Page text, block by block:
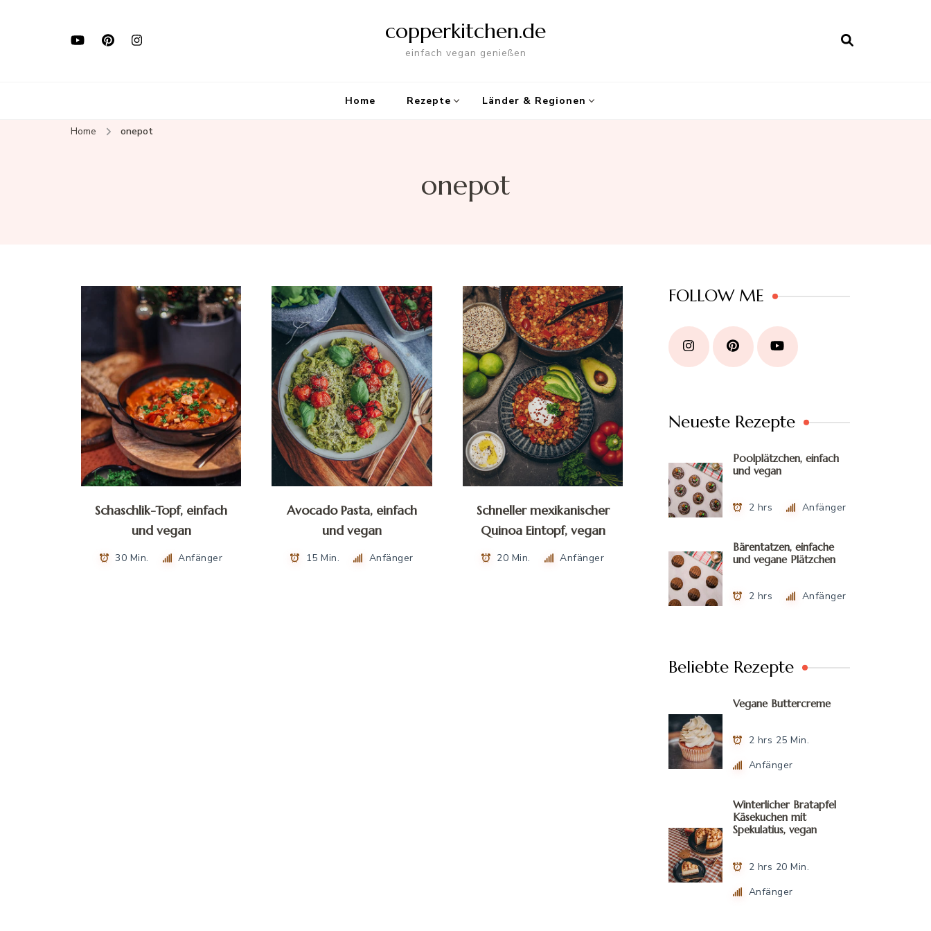
copperkitchen.de
einfach vegan genießen
Home Rezepte Länder & Regionen
Home onepot
onepot
Schaschlik-Topf, einfach
und vegan
30 Min. Anfänger
Avocado Pasta, einfach
und vegan
15 Min. Anfänger
Schneller mexikanischer
Quinoa Eintopf, vegan
20 Min. Anfänger
FOLLOW ME
Neueste Rezepte
Poolplätzchen, einfach
und vegan
2 hrs Anfänger
Bärentatzen, einfache
und vegane Plätzchen
2 hrs Anfänger
Beliebte Rezepte
Vegane Buttercreme
2 hrs 25 Min.
Anfänger
Winterlicher Bratapfel
Käsekuchen mit
Spekulatius, vegan
2 hrs 20 Min.
Anfänger